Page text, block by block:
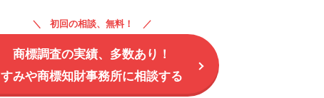
初回の相談、無料！
商標調査の実績、多数あり！
すみや商標知財事務所に相談する